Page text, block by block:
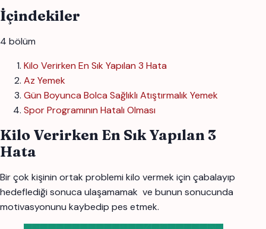
İçindekiler
4 bölüm
Kilo Verirken En Sık Yapılan 3 Hata
Az Yemek
Gün Boyunca Bolca Sağlıklı Atıştırmalık Yemek
Spor Programının Hatalı Olması
Kilo Verirken En Sık Yapılan 3
Hata
Bir çok kişinin ortak problemi kilo vermek için çabalayıp
hedeflediği sonuca ulaşamamak ve bunun sonucunda
motivasyonunu kaybedip pes etmek.